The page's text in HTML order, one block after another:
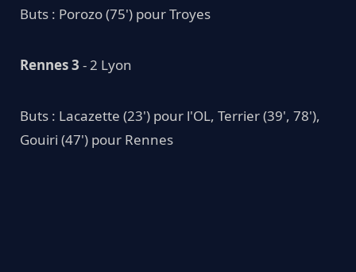
Buts : Porozo (75') pour Troyes
Rennes 3 - 2 Lyon
Buts : Lacazette (23') pour l'OL, Terrier (39', 78'),
Gouiri (47') pour Rennes